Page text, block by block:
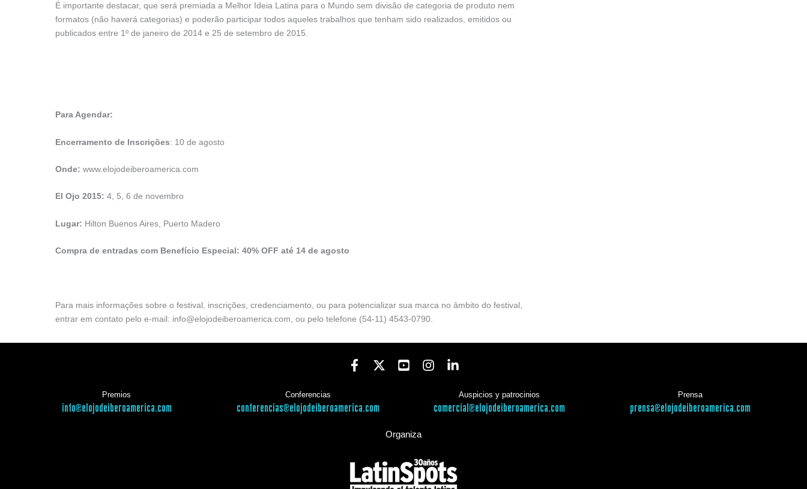
É importante destacar, que será premiada a Melhor Ideia Latina para o Mundo sem divisão de categoria de produto nem
formatos (não haverá categorias) e poderão participar todos aqueles trabalhos que tenham sido realizados, emitidos ou
publicados entre 1º de janeiro de 2014 e 25 de setembro de 2015.
Para Agendar:
Encerramento de Inscrições: 10 de agosto
Onde: www.elojodeiberoamerica.com
El Ojo 2015: 4, 5, 6 de novembro
Lugar: Hilton Buenos Aires, Puerto Madero
Compra de entradas com Benefício Especial: 40% OFF até 14 de agosto
Para mais informações sobre o festival, inscrições, credenciamento, ou para potencializar sua marca no âmbito do festival,
entrar em contato pelo e-mail: info@elojodeiberoamerica.com, ou pelo telefone (54-11) 4543-0790.
Premios
info@elojodeiberoamerica.com
Conferencias
conferencias@elojodeiberoamerica.com
Auspicios y patrocinios
comercial@elojodeiberoamerica.com
Prensa
prensa@elojodeiberoamerica.com
Organiza